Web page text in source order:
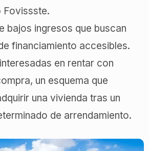
Fovissste.
bajos ingresos que buscan
financiamiento accesibles.
en rentar con
un esquema que
una vivienda tras un
de arrendamiento.